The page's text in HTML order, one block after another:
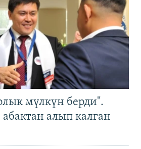
мүлкүн берди".
алып калган